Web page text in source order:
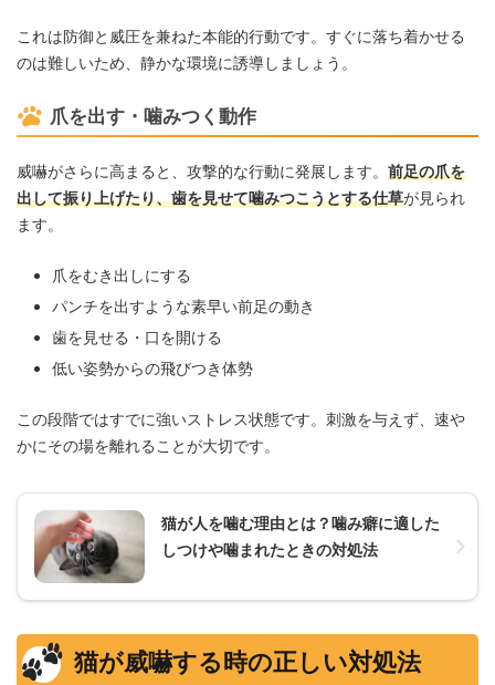
これは防御と威圧を兼ねた本能的行動です。すぐに落ち着かせる
のは難しいため、静かな環境に誘導しましょう。
爪を出す・噛みつく動作
威嚇がさらに高まると、攻撃的な行動に発展します。 前足の爪を
出して振り上げたり、歯を見せて噛みつこうとする仕草が見られ
ます。
爪をむき出しにする
パンチを出すような素早い前足の動き
歯を見せる・口を開ける
低い姿勢からの飛びつき体勢
この段階ではすでに強いストレス状態です。刺激を与えず、速や
かにその場を離れることが大切です。
猫が人を噛む理由とは？噛み癖に適した
しつけや噛まれたときの対処法
猫が威嚇する時の正しい対処法